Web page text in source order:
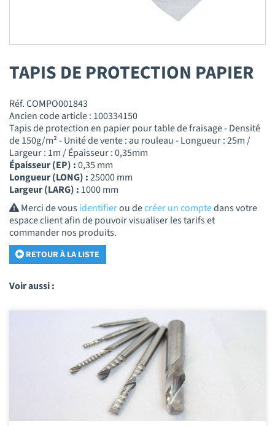
TAPIS DE PROTECTION PAPIER
Réf. COMPO001843
Ancien code article : 100334150
Tapis de protection en papier pour table de fraisage - Densité
de 150g/m² - Unité de vente : au rouleau - Longueur : 25m /
Largeur : 1m / Épaisseur : 0,35mm
Épaisseur (EP) :0,35 mm
Longueur (LONG) :25000 mm
Largeur (LARG) : 1000 mm
Merci de vousidentifierou decréer un comptedans votre
espace client afin de pouvoir visualiser les tarifs et
commander nos produits.
RETOUR À LA LISTE
Voir aussi :